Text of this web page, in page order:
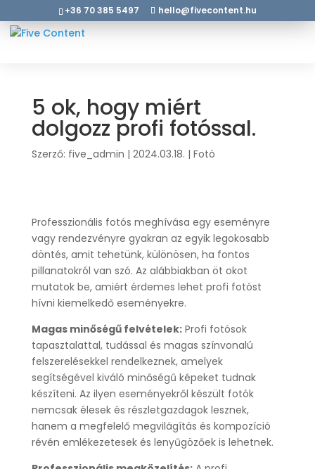
+36 70 385 5497 hello@fivecontent.hu
5 ok, hogy miért
dolgozz profi fotóssal.
Szerző: five_admin | 2024.03.18. | Fotó
Professzionális fotós meghívása egy eseményre
vagy rendezvényre gyakran az egyik legokosabb
döntés, amit tehetünk, különösen, ha fontos
pillanatokról van szó. Az alábbiakban öt okot
mutatok be, amiért érdemes lehet profi fotóst
hívni kiemelkedő eseményekre.
Magas minőségű felvételek:Profi fotósok
tapasztalattal, tudással és magas színvonalú
felszerelésekkel rendelkeznek, amelyek
segítségével kiváló minőségű képeket tudnak
készíteni. Az ilyen eseményekről készült fotók
nemcsak élesek és részletgazdagok lesznek,
hanem a megfelelő megvilágítás és kompozíció
révén emlékezetesek és lenyűgözőek is lehetnek.